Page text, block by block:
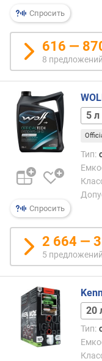
т
в
е
т
с
т
в
и
е
с
т
н
д
р
м
A
S
O
Спросить
616 —
8 предложений
Спросить
1 л
Тип:
2 664 —
5 предложений
5 л60
Тип: